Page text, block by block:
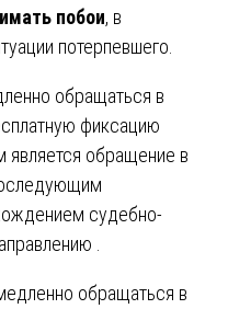
побои, в
потерпевшего.
обращаться в
фиксацию
обращение в
судебно-
.
обращаться в